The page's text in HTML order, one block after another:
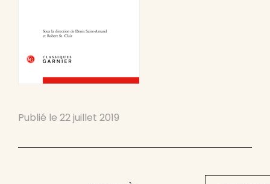
Publié le 22 juillet 2019